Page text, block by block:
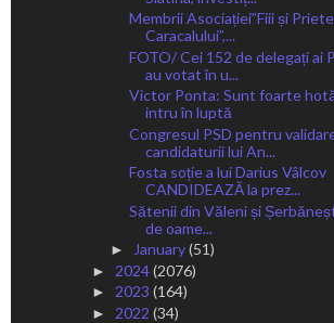
Membrii Asociației”Fiii și
Caracalului”,...
FOTO/ Cei 152 de delegați ai
au votat în u...
Victor Ponta: Sunt foarte
intru în luptă
Congresul PSD pentru
candidaturii lui An...
Fosta soție a lui Darius Vâlcov
CANDIDEAZĂ la prez...
Sătenii din Văleni și
de oame...
► January(51)
► 2024(2076)
► 2023 (164)
► 2022 (34)